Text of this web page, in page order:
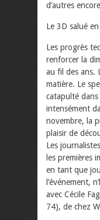
d’autres
Le 3D salué
Les progrès
renforcer la
au fil des ans.
matière. Le
catapulté dans
intensément
novembre, la
plaisir de
Les
les premières
en tant que
l’événement,
avec Cécile
74), de chez